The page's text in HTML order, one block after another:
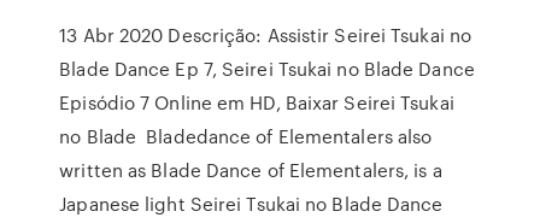
13 Abr 2020 Descrição: Assistir Seirei Tsukai no
Blade Dance Ep 7, Seirei Tsukai no Blade Dance
Episódio 7 Online em HD, Baixar Seirei Tsukai
no Blade Bladedance of Elementalers also
written as Blade Dance of Elementalers, is a
Japanese light Seirei Tsukai no Blade Dance